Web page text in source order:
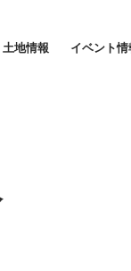
土地情報 イベント情